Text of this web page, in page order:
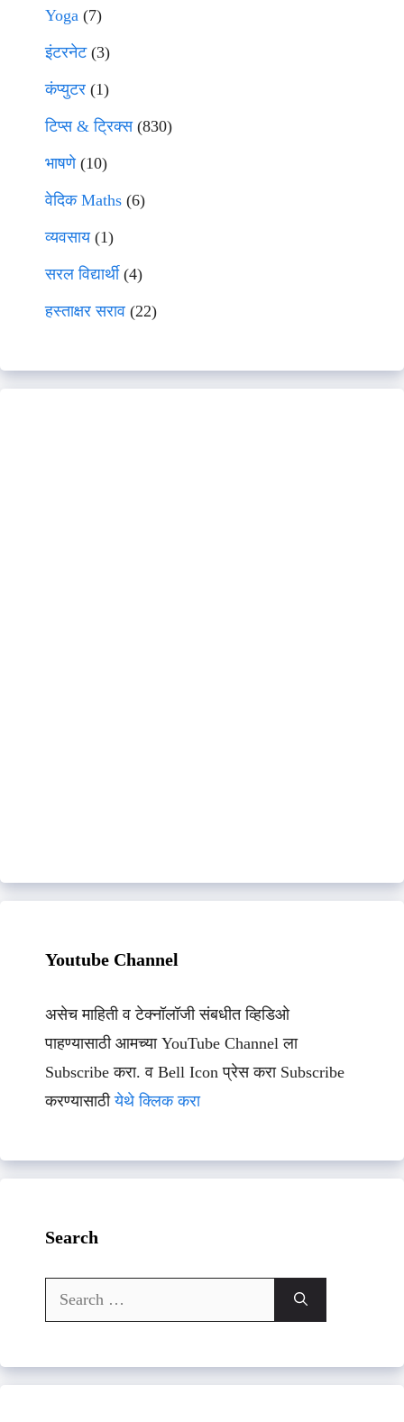
Yoga (7)
इंटरनेट(3)
कंप्युटर (1)
टिप्स & ट्रिक्स(830)
भाषणे(10)
वेदिक Maths (6)
व्यवसाय(1)
सरल विद्यार्थी(4)
हस्ताक्षर सराव (22)
Youtube Channel
असेच माहिती व टेक्नॉलॉजी संबधीत व्हिडिओ
पाहण्यासाठी आमच्या YouTube Channel ला
Subscribe करा. व Bell Icon प्रेस करा Subscribe
करण्यासाठीयेथे क्लिक करा
Search
Search
for: